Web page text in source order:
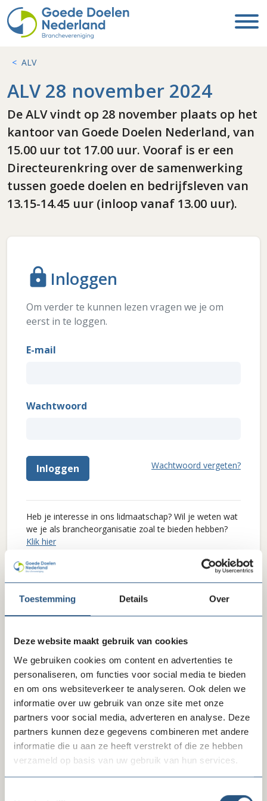
Toestemming Details Over
Deze website maakt gebruik van cookies
We gebruiken cookies om content en advertenties te
personaliseren, om functies voor social media te bieden
en om ons websiteverkeer te analyseren. Ook delen we
informatie over uw gebruik van onze site met onze
partners voor social media, adverteren en analyse. Deze
partners kunnen deze gegevens combineren met andere
informatie die u aan ze heeft verstrekt of die ze hebben
verzameld op basis van uw gebruik van hun services.
ALV
ALV 28 november 2024
De ALV vindt op 28 november plaats op het
kantoor van Goede Doelen Nederland, van
15.00 uur tot 17.00 uur. Vooraf is er een
Directeurenkring over de samenwerking
tussen goede doelen en bedrijfsleven van
13.15-14.45 uur (inloop vanaf 13.00 uur).
lock Inloggen
Om verder te kunnen lezen vragen we je om
eerst in te loggen.
E-mail
Wachtwoord
Inloggen Wachtwoord vergeten?
Heb je interesse in ons lidmaatschap? Wil je weten wat
we je als brancheorganisatie zoal te bieden hebben?
Klik hier
ALV
Extra ALV 12 januari 2026
ALV 27 november 2025
ALV 26 juni 2025
Extra ALV 20 januari 2025
ALV 28 november 2024